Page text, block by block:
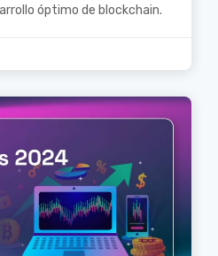
óptimo de blockchain.